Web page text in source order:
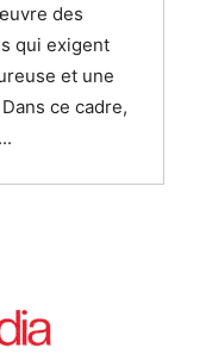
des
qui exigent
et une
ce cadre,